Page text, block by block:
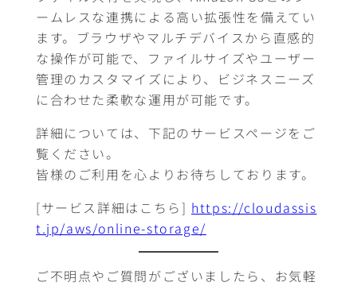
ームレスな連携による高い拡張性を備えてい
ます。ブラウザやマルチデバイスから直感的
な操作が可能で、ファイルサイズやユーザー
管理のカスタマイズにより、ビジネスニーズ
に合わせた柔軟な運用が可能です。
詳細については、下記のサービスページをご
覧ください。
皆様のご利用を心よりお待ちしております。
[サービス詳細はこちら] https://cloudassis
t.jp/aws/online-storage/
ご不明点やご質問がございましたら、お気軽